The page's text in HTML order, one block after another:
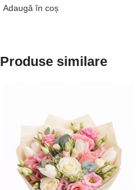
Adaugă în coș
Produse similare